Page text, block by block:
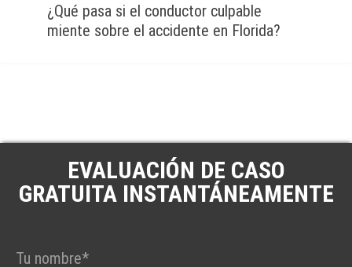
¿Qué pasa si el conductor culpable
miente sobre el accidente en Florida?
EVALUACIÓN DE CASO
GRATUITA INSTANTÁNEAMENTE